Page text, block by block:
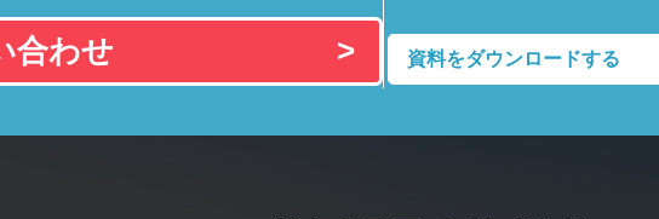
合わせ 資料をダウンロードする